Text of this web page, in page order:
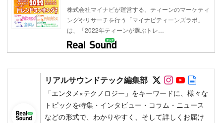
株式会社マイナビが運営する、ティーンのマーケティ
ングやリサーチを行う「マイナビティーンズラボ」
は、「2022年ティーンが選ぶトレ…
リアルサウンドテック編集部 Follow on
Follow on
Follow
「エンタメ×テクノロジー」をキーワードに、様々な
トピックを特集・インタビュー・コラム・ニュース
などの形式で、わかりやすく、そして詳しくお届け